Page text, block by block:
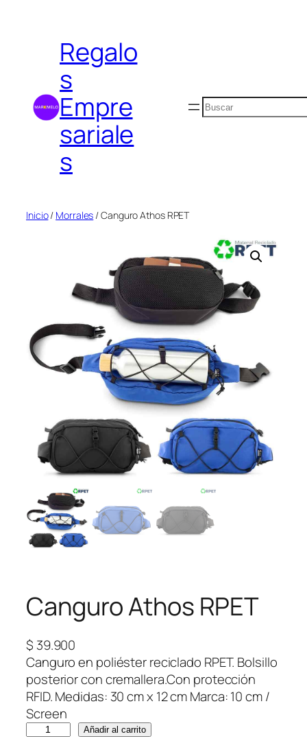
contenidoRegalo
s
Empre
sariale
s
Buscar
Inicio/ Morrales / Canguro Athos RPET
Canguro Athos RPET
$ 39.900
Canguro en poliéster reciclado RPET. Bolsillo
posterior con cremallera.Con protección
RFID. Medidas: 30 cm x 12 cm Marca: 10 cm /
Screen
Añadir al carrito